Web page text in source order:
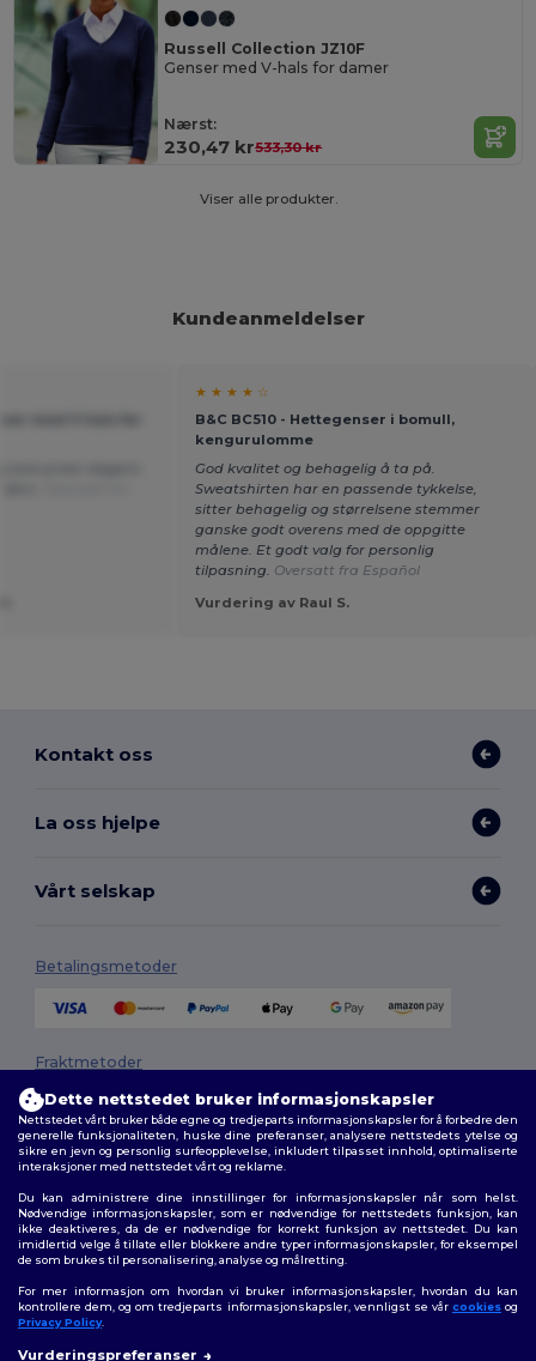
Russell Collection JZ10F
Genser med V-hals for damer
Nærst:
230,47 kr533,30 kr
Viser alle produkter.
Kundeanmeldelser
★ ★ ★ ★ ☆
B&C BC510 - Hettegenser i bomull,
kengurulomme
God kvalitet og behagelig å ta på.
Sweatshirten har en passende tykkelse,
sitter behagelig og størrelsene stemmer
ganske godt overens med de oppgitte
målene. Et godt valg for personlig
tilpasning. Oversatt fra Español
Vurdering av Raul S.
Kontakt oss
La oss hjelpe
Vårt selskap
Betalingsmetoder
Fraktmetoder
Generelle Vilkår|personvernerklæring
Følg oss
Dette nettstedet bruker informasjonskapsler
Nettstedet vårt bruker både egne og tredjeparts informasjonskapsler for å forbedre den
generelle funksjonaliteten, huske dine preferanser, analysere nettstedets ytelse og
sikre en jevn og personlig surfeopplevelse, inkludert tilpasset innhold, optimaliserte
interaksjoner med nettstedet vårt og reklame.
Du kan administrere dine innstillinger for informasjonskapsler når som helst.
Nødvendige informasjonskapsler, som er nødvendige for nettstedets funksjon, kan
ikke deaktiveres, da de er nødvendige for korrekt funksjon av nettstedet. Du kan
imidlertid velge å tillate eller blokkere andre typer informasjonskapsler, for eksempel
de som brukes til personalisering, analyse og målretting.
For mer informasjon om hvordan vi bruker informasjonskapsler, hvordan du kan
kontrollere dem, og om tredjeparts informasjonskapsler, vennligst se vår cookiesog
Privacy Policy.
Vurderingspreferanser